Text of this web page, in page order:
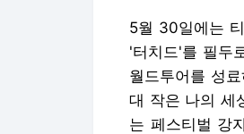
5월 30일에는
'터치드'를 필두
월드투어를 성
대 작은 나의 세
는 페스티벌 강